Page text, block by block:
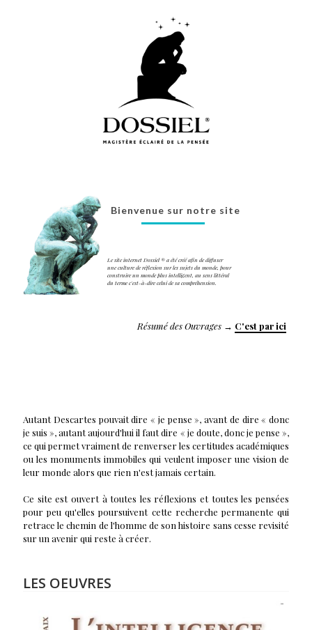
Bienvenue sur notre site
Le site internet Dossiel ® a été créé afin de diffuser
une culture de réflexion sur les sujets du monde, pour
construire un monde plus intelligent, au sens littéral
du terme c'est-à-dire celui de sa compréhension.
Résumé des Ouvrages → C'est par ici
Autant Descartes pouvait dire « je pense », avant de dire « donc
je suis », autant aujourd'hui il faut dire « je doute, donc je pense »,
ce qui permet vraiment de renverser les certitudes académiques
ou les monuments immobiles qui veulent imposer une vision de
leur monde alors que rien n'est jamais certain.
Ce site est ouvert à toutes les réflexions et toutes les pensées
pour peu qu'elles poursuivent cette recherche permanente qui
retrace le chemin de l'homme de son histoire sans cesse revisité
sur un avenir qui reste à créer.
LES OEUVRES